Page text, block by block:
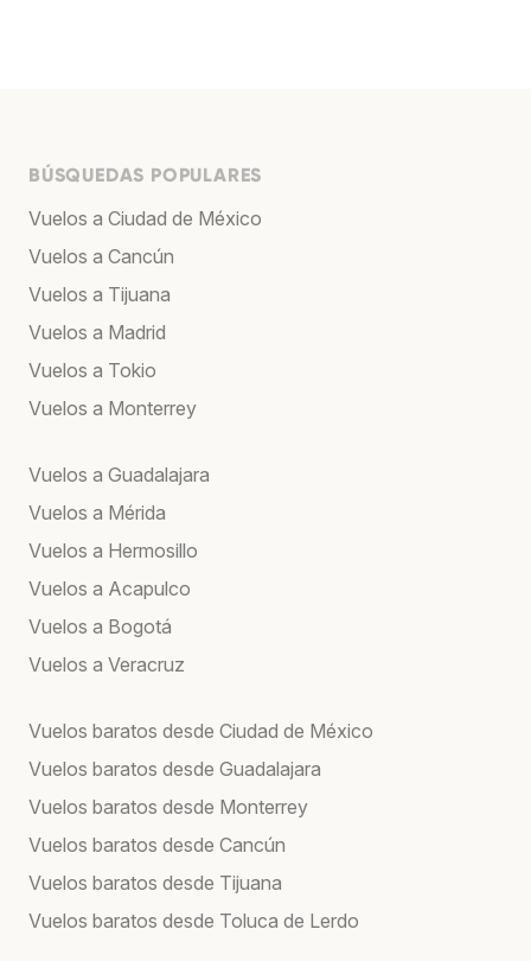
BÚSQUEDAS POPULARES
Vuelos a Ciudad de México
Vuelos a Cancún
Vuelos a Tijuana
Vuelos a Madrid
Vuelos a Tokio
Vuelos a Monterrey
Vuelos a Guadalajara
Vuelos a Mérida
Vuelos a Hermosillo
Vuelos a Acapulco
Vuelos a Bogotá
Vuelos a Veracruz
Vuelos baratos desde Ciudad de México
Vuelos baratos desde Guadalajara
Vuelos baratos desde Monterrey
Vuelos baratos desde Cancún
Vuelos baratos desde Tijuana
Vuelos baratos desde Toluca de Lerdo